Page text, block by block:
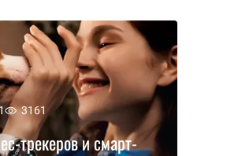
3161
трекеров и смарт-